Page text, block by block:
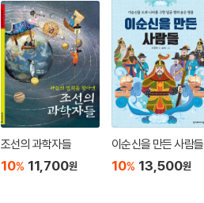
조선의 과학자들
10% 11,700원
이순신을 만든 사람들
10% 13,500원